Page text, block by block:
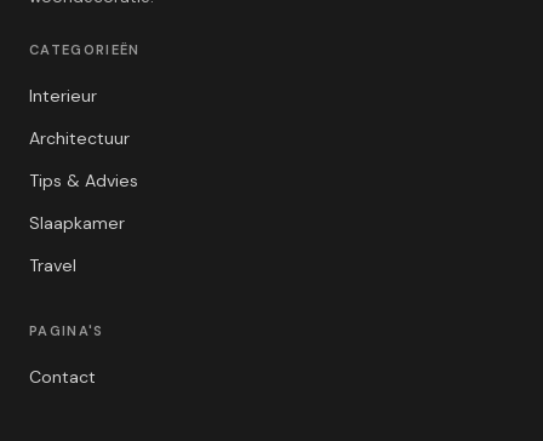
CATEGORIEËN
Interieur
Architectuur
Tips & Advies
Slaapkamer
Travel
PAGINA'S
Contact